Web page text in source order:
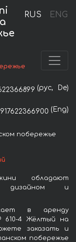
RUS ENG
(рус, De)
(Eng)
побережье
обладают
дизайном и
в аренду
610-4 Жёлтый на
заказать и
побережье